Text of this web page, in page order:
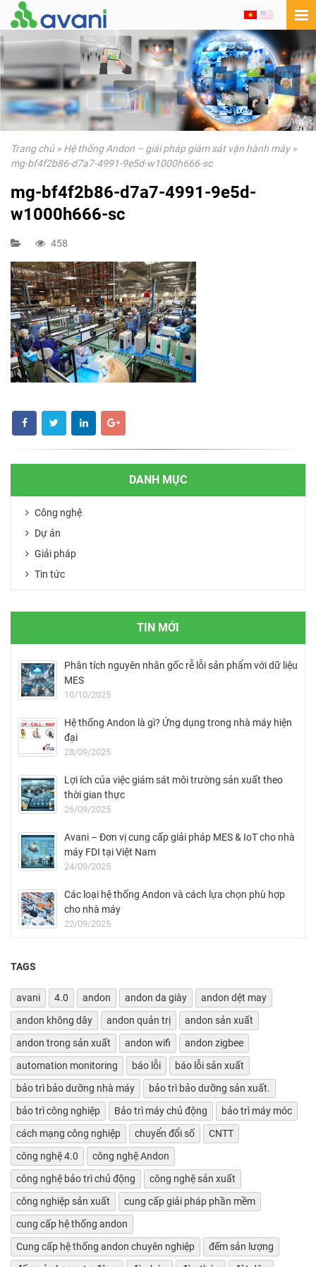
Trang chủ» Hệ thống Andon – giải pháp giám sát vận hành máy»
mg-bf4f2b86-d7a7-4991-9e5d-w1000h666-sc
mg-bf4f2b86-d7a7-4991-9e5d-
w1000h666-sc
458
DANH MỤC
Công nghệ
Dự án
Giải pháp
Tin tức
TIN MỚI
Phân tích nguyên nhân gốc rễ lỗi sản phẩm với dữ liệu
MES
10/10/2025
Hệ thống Andon là gì? Ứng dụng trong nhà máy hiện
đại
28/09/2025
Lợi ích của việc giám sát môi trường sản xuất theo
thời gian thực
26/09/2025
Avani – Đơn vị cung cấp giải pháp MES & IoT cho nhà
máy FDI tại Việt Nam
24/09/2025
Các loại hệ thống Andon và cách lựa chọn phù hợp
cho nhà máy
22/09/2025
TAGS
avani 4.0 andon andon da giày
andon dệt may
andon không dây
andon quản trị
andon sản xuất
andon trong sản xuất
andon wifi
andon zigbee
automation monitoring
báo lỗi
báo lỗi sản xuất
bảo trì bảo dưỡng nhà máy
bảo trì bảo dưỡng sản xuất.
bảo trì công nghiệp
Bảo trì máy chủ động
bảo trì máy móc
cách mạng công nghiệp
chuyển đổi số
CNTT
công nghệ 4.0
công nghệ Andon
công nghệ bảo trì chủ động
công nghệ sản xuất
công nghiệp sản xuất
cung cấp giải pháp phần mềm
cung cấp hệ thống andon
Cung cấp hệ thống andon chuyên nghiệp
đếm sản lượng